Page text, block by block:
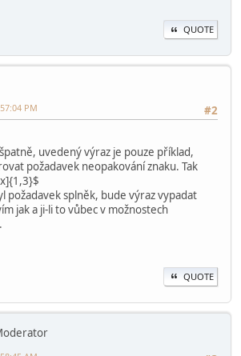
QUOTE
#2
PM
uvedený výraz je pouze příklad,
požadavek neopakování znaku. Tak
požadavek splněk, bude výraz vypadat
jak a ji-li to vůbec v možnostech
QUOTE